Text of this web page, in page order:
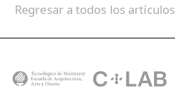
Regresar a todos los artículos